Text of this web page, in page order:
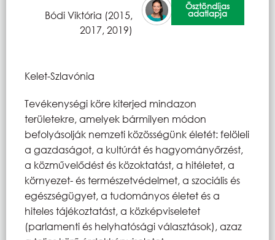
Bódi Viktória (2015,
2017, 2019)
Ösztöndíjas
adatlapja
Kelet-Szlavónia
Tevékenységi köre kiterjed mindazon
területekre, amelyek bármilyen módon
befolyásolják nemzeti közösségünk életét: felöleli
a gazdaságot, a kultúrát és hagyományőrzést,
a közművelődést és közoktatást, a hitéletet, a
környezet- és természetvédelmet, a szociális és
egészségügyet, a tudományos életet és a
hiteles tájékoztatást, a közképviseletet
(parlamenti és helyhatósági választások), azaz